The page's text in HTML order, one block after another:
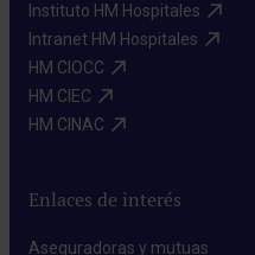
Instituto HM Hospitales​
Intranet HM Hospitales​
HM CIOCC​
HM CIEC​
HM CINAC​
Enlaces de interés
Aseguradoras y mutuas​